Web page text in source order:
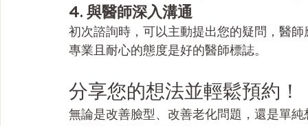
4. 與醫師深入溝通
初次諮詢時，可以主動提出您的疑問，醫
專業且耐心的態度是好的醫師標誌。
分享您的想法並輕鬆預約！
無論是改善臉型、改善老化問題，還是單